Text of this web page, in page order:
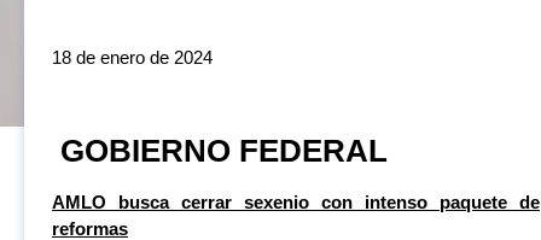
18 de enero de 2024
GOBIERNO FEDERAL
AMLO buscacerrar sexenio con intenso paquete de
reformas